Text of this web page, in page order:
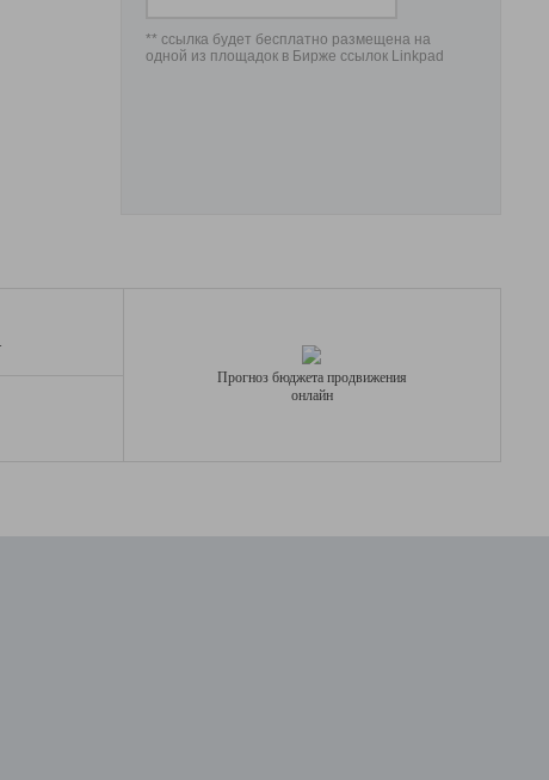
** ссылка будет бесплатно размещена на
одной из площадок в Бирже ссылок Linkpad
Прогноз бюджета продвижения
онлайн